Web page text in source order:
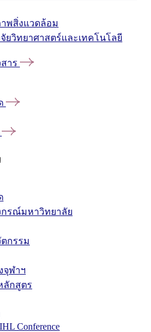
พสิ่งแวดล้อม
ยวิทยาศาสตร์และเทคโนโลยี
าร
กรณ์มหาวิทยาลัย
กรรม
จุฬาฯ
ลักสูตร
Conference